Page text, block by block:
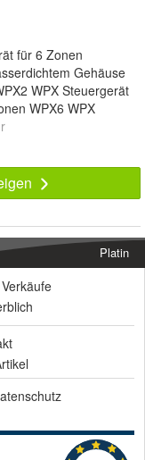
für 6 Zonen
Gehäuse
WPX Steuergerät
WPX6 WPX
Platin